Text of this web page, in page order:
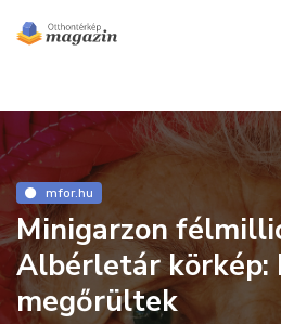
mfor.hu
Minigarzon
Albérletár körkép:
megőrültek